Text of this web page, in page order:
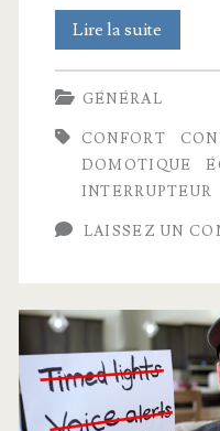
Lire la suite
journée
dans
mon
et
élégant
GÉNÉRAL
CONFORT
DOMOTIQUE
INTERRUPTEUR
LAISSEZ UN